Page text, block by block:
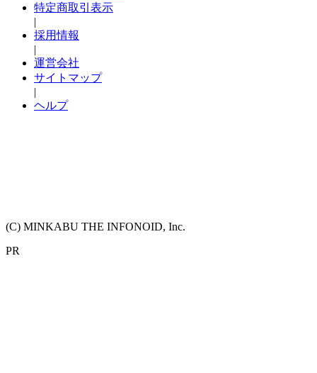
特定商取引表示
|
採用情報
|
運営会社
サイトマップ
|
ヘルプ
(C) MINKABU THE INFONOID, Inc.
PR